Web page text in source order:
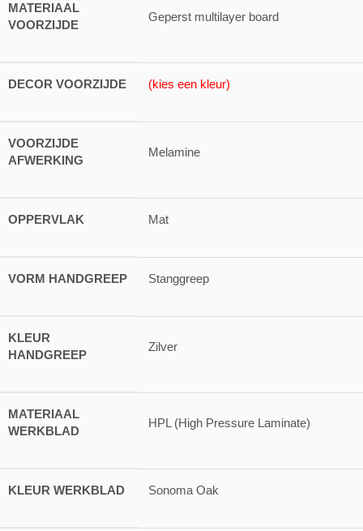
MATERIAAL
VOORZIJDE
Geperst multilayer board
DECOR VOORZIJDE (kies een kleur)
VOORZIJDE
AFWERKING
Melamine
OPPERVLAK Mat
VORM HANDGREEP Stanggreep
KLEUR
HANDGREEP
Zilver
MATERIAAL
WERKBLAD
HPL (High Pressure Laminate)
KLEUR WERKBLAD Sonoma Oak